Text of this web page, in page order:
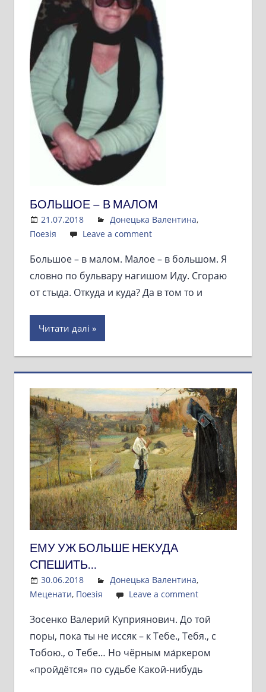
БОЛЬШОЕ – В МАЛОМ
21.07.2018 Admin
Донецька Валентина,
Поезія
Leave a comment
Большое – в малом. Малое – в большом. Я
словно по бульвару нагишом Иду. Сгораю
от стыда. Откуда и куда? Да в том то и
Читати далі
ЕМУ УЖ БОЛЬШЕ НЕКУДА
СПЕШИТЬ…
30.06.2018 Admin
Донецька Валентина,
Меценати, Поезія Leave a comment
Зосенко Валерий Куприянович. До той
поры, пока ты не иссяк – к Тебе., Тебя., с
Тобою., о Тебе… Но чёрным ма́ркером
«пройдётся» по судьбе Какой-нибудь